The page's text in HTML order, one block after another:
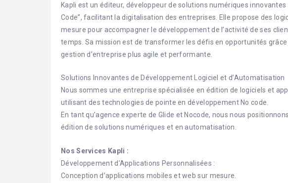
Kapli est un éditeur, développeur de solutions numériques
Code”, facilitant la digitalisation des entreprises. Elle propose des
mesure pour accompagner le développement de l’activité de ses
temps. Sa mission est de transformer les défis en opportunités
gestion d’entreprise plus agile et performante.
Solutions Innovantes de Développement Logiciel et d’Automatisation
Nous sommes une entreprise spécialisée en édition de logiciels et
utilisant des technologies de pointe en développement No code.
En tant qu’agence experte de Glide et Nocode, nous nous
édition de solutions numériques et en automatisation.
Nos Services Kapli :
Développement d’Applications Personnalisées :
Conception d’applications mobiles et web sur mesure.